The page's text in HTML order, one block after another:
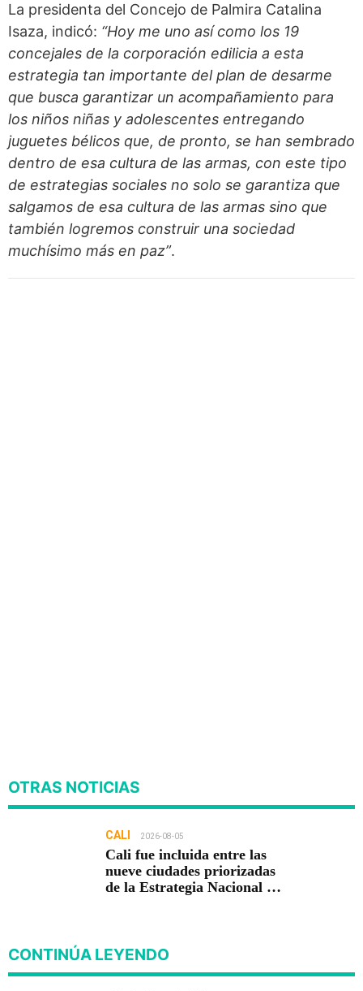
La presidenta del Concejo de Palmira Catalina
Isaza, indicó: “Hoy me uno así como los 19
concejales de la corporación edilicia a esta
estrategia tan importante del plan de desarme
que busca garantizar un acompañamiento para
los niños niñas y adolescentes entregando
juguetes bélicos que, de pronto, se han sembrado
dentro de esa cultura de las armas, con este tipo
de estrategias sociales no solo se garantiza que
salgamos de esa cultura de las armas sino que
también logremos construir una sociedad
muchísimo más en paz”.
OTRAS NOTICIAS
CALI 2026-08-05
Cali fue incluida entre las
nueve ciudades priorizadas
de la Estrategia Nacional de
CONTINÚA LEYENDO